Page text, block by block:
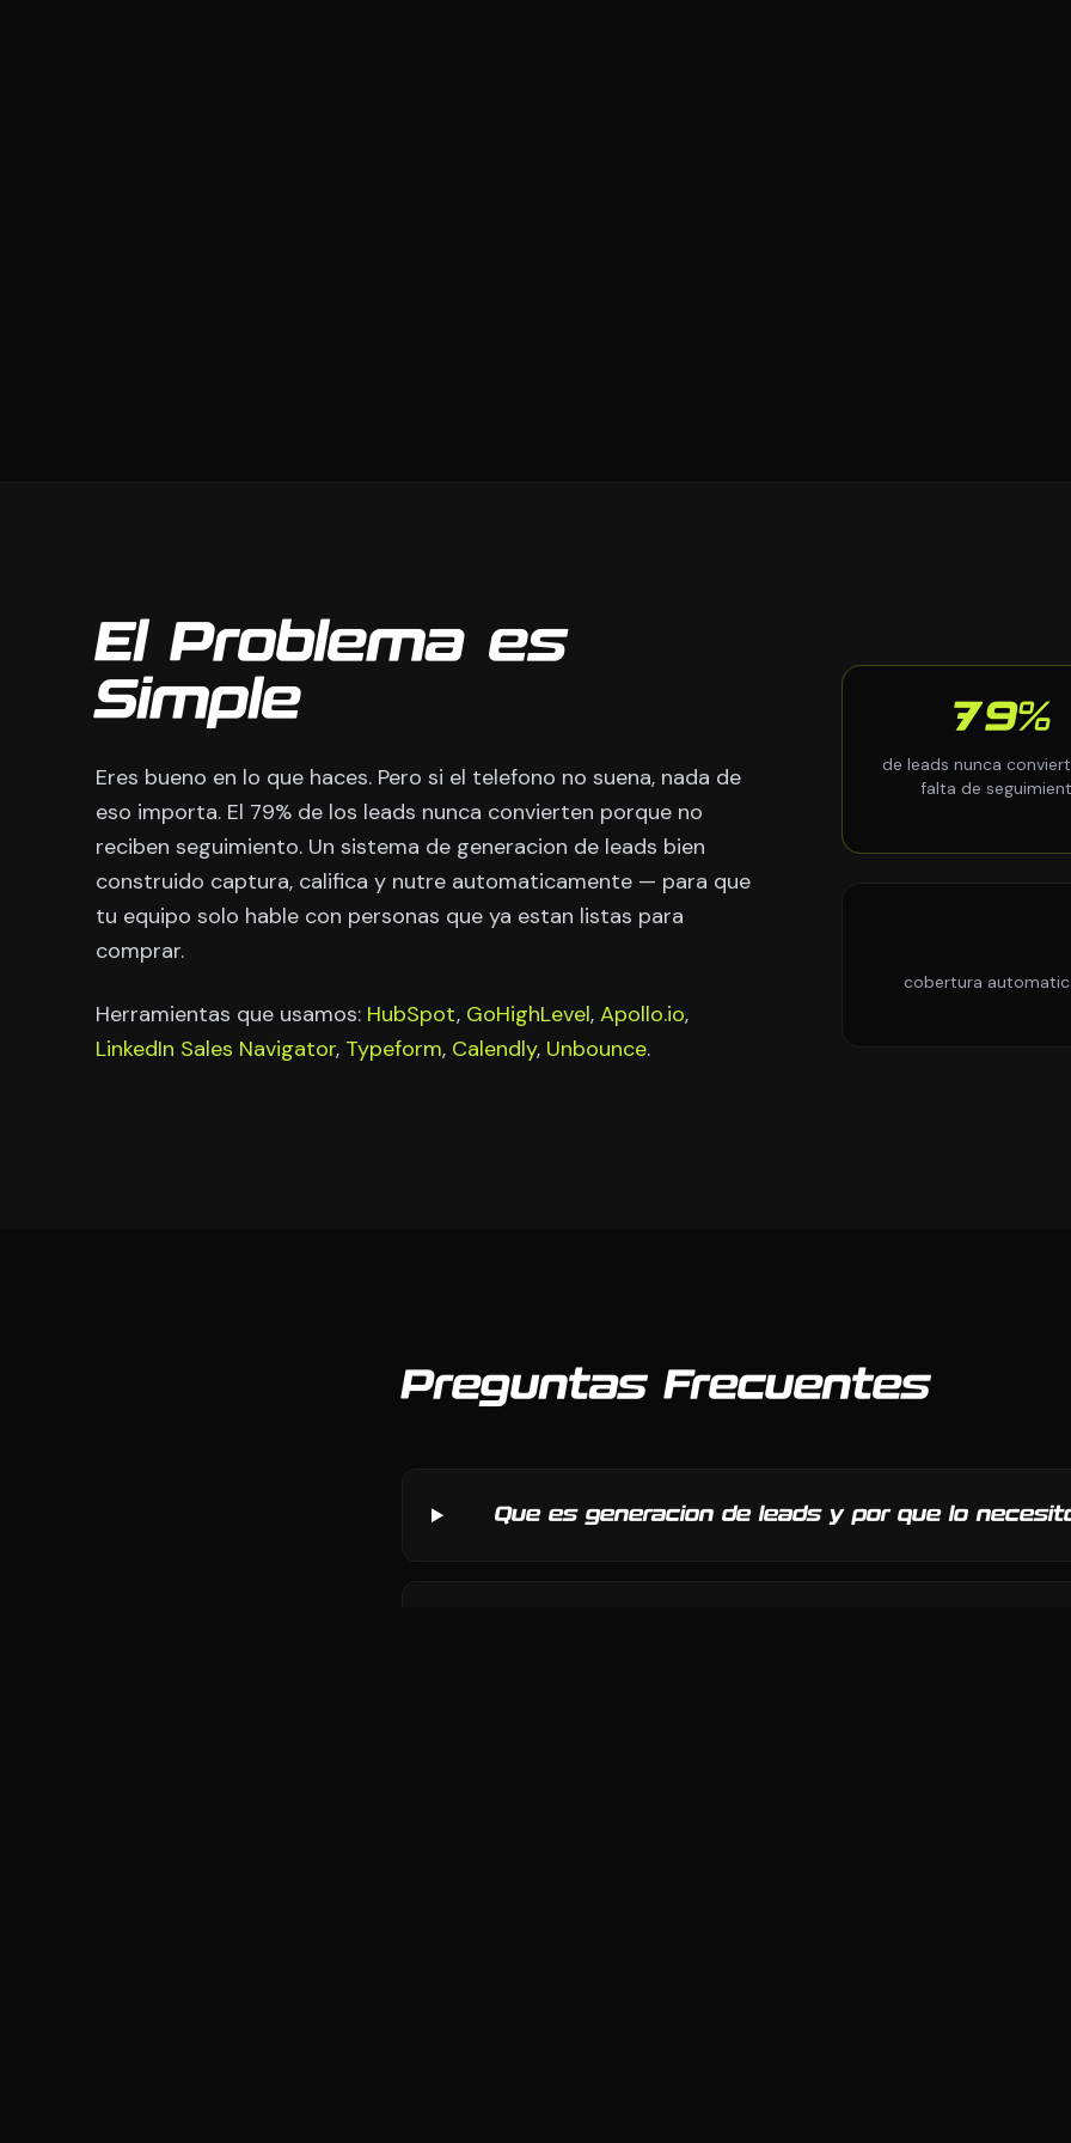
El Problema es
Simple
Eres bueno en lo que haces. Pero si el telefono no suena, nada de
eso importa. El 79% de los leads nunca convierten porque no
reciben seguimiento. Un sistema de generacion de leads bien
construido captura, califica y nutre automaticamente — para que
tu equipo solo hable con personas que ya estan listas para
comprar.
Herramientas que usamos: HubSpot, GoHighLevel, Apollo.io,
LinkedIn Sales Navigator, Typeform, Calendly, Unbounce.
79%
de leads nunca
falta de
cobertura
Preguntas Frecuentes
Que es generacion de leads y por que lo